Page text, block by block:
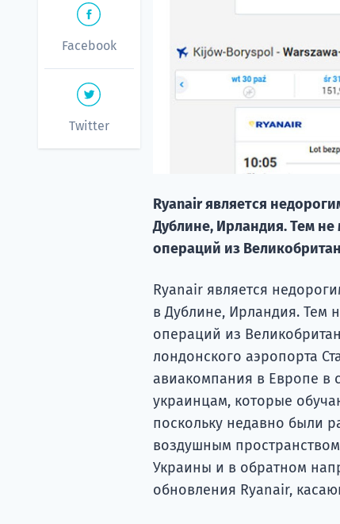
Facebook
Twitter
Ryanair является
Дублине, Ирландия. Тем
операций из
Ryanair является
в Дублине, Ирландия. Тем
операций из
лондонского аэропорта
авиакомпания в Европе в
украинцам, которые
поскольку недавно были
воздушным
Украины и в обратном
обновления Ryanair,